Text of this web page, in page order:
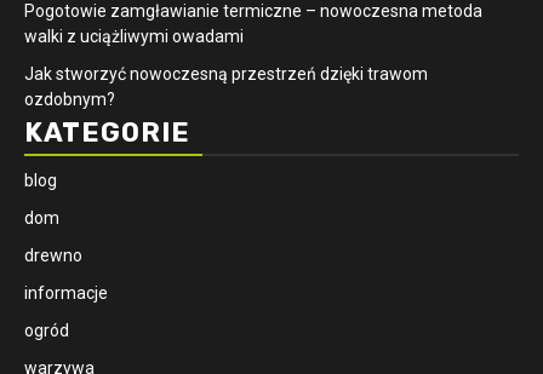
Pogotowie zamgławianie termiczne – nowoczesna metoda
walki z uciążliwymi owadami
Jak stworzyć nowoczesną przestrzeń dzięki trawom
ozdobnym?
KATEGORIE
blog
dom
drewno
informacje
ogród
warzywa